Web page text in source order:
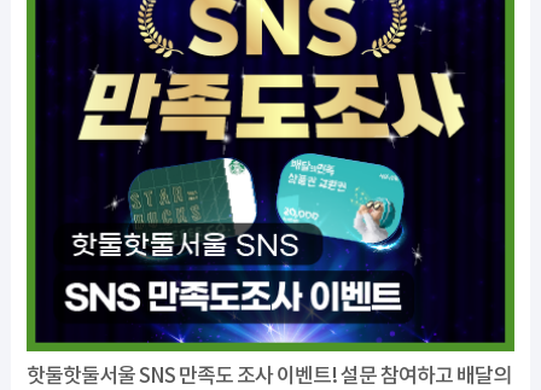
핫둘핫둘서울 SNS 만족도 조사 이벤트! 설문 참여하고 배달의